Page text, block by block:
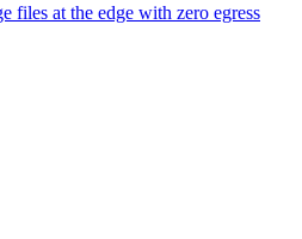
files at the edge with zero egress